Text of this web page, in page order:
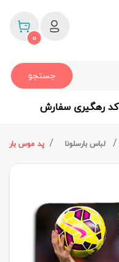
جستجو
0
کد رهگیری سفارش
لباس بارسلونا پد موس